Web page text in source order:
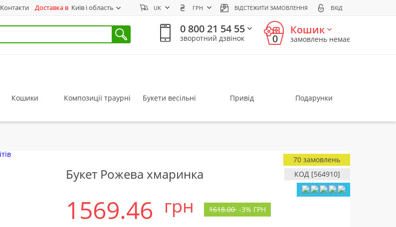
Контакти Доставка в Київ і область UK ГРН ВІДСТЕЖИТИ ЗАМОВЛЕННЯ ВХІД
0 800 21 54 55
зворотний дзвінок 0
Кошик
замовлень немає
Кошики Композиції траурні Букети весільні Привід Подарунки
Букет Рожева хмаринка КОД [564910]
70 замовлень
1569.46 грн 1618.00 -3% ГРН